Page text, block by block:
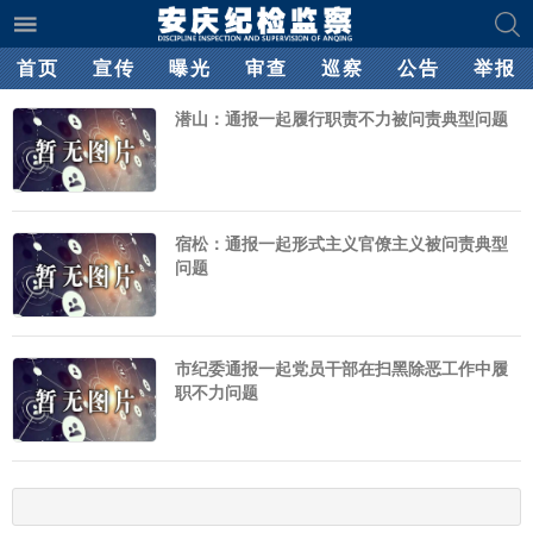
首页 宣传 曝光 审查 巡察 公告 举报
潜山：通报一起履行职责不力被问责典型问题
宿松：通报一起形式主义官僚主义被问责典型
问题
市纪委通报一起党员干部在扫黑除恶工作中履
职不力问题